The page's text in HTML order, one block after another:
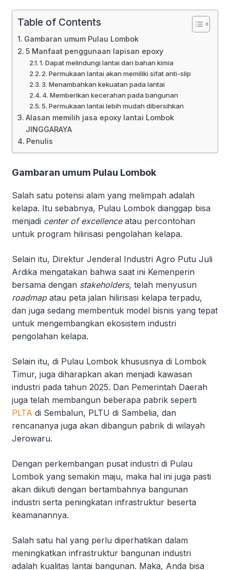
Table of Contents
Gambaran umum Pulau Lombok
5 Manfaat penggunaan lapisan epoxy
1. Dapat melindungi lantai dari bahan kimia
2. Permukaan lantai akan memiliki sifat anti-slip
3. Menambahkan kekuatan pada lantai
4. Memberikan kecerahan pada bangunan
5. Permukaan lantai lebih mudah dibersihkan
Alasan memilih jasa epoxy lantai Lombok
JINGGARAYA
Penulis
Gambaran umum Pulau Lombok
Salah satu potensi alam yang melimpah adalah
kelapa. Itu sebabnya, Pulau Lombok dianggap bisa
menjadi center of excellenceatau percontohan
untuk program hilirisasi pengolahan kelapa.
Selain itu, Direktur Jenderal Industri Agro Putu Juli
Ardika mengatakan bahwa saat ini Kemenperin
bersama dengan stakeholders, telah menyusun
roadmap atau peta jalan hilirisasi kelapa terpadu,
dan juga sedang membentuk model bisnis yang tepat
untuk mengembangkan ekosistem industri
pengolahan kelapa.
Selain itu, di Pulau Lombok khususnya di Lombok
Timur, juga diharapkan akan menjadi kawasan
industri pada tahun 2025. Dan Pemerintah Daerah
juga telah membangun beberapa pabrik seperti
PLTA di Sembalun, PLTU di Sambelia, dan
rencananya juga akan dibangun pabrik di wilayah
Jerowaru.
Dengan perkembangan pusat industri di Pulau
Lombok yang semakin maju, maka hal ini juga pasti
akan diikuti dengan bertambahnya bangunan
industri serta peningkatan infrastruktur beserta
keamanannya.
Salah satu hal yang perlu diperhatikan dalam
meningkatkan infrastruktur bangunan industri
adalah kualitas lantai bangunan. Maka, Anda bisa